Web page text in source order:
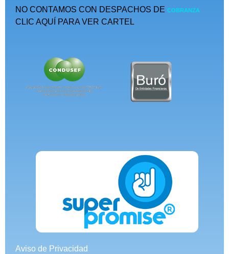
NO CONTAMOS CON DESPACHOS DE COBRANZA
CLIC AQUÍ PARA VER CARTEL
Aviso de Privacidad